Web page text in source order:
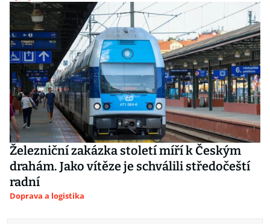
Železniční zakázka století míří k Českým
drahám. Jako vítěze je schválili středočeští
radní
Doprava a logistika